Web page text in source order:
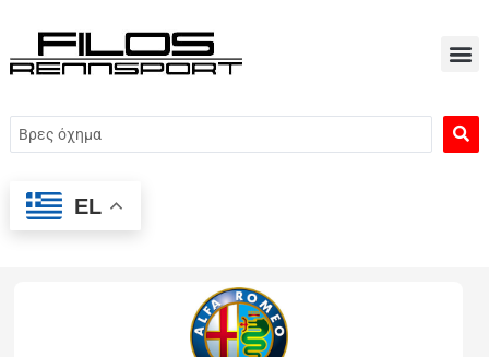
περιεχόμενο
Search
...
EL